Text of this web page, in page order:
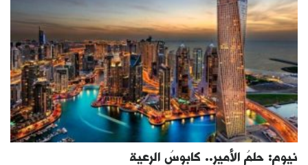
نيوم: حلمُ الأمير.. كابوسُ الرعية